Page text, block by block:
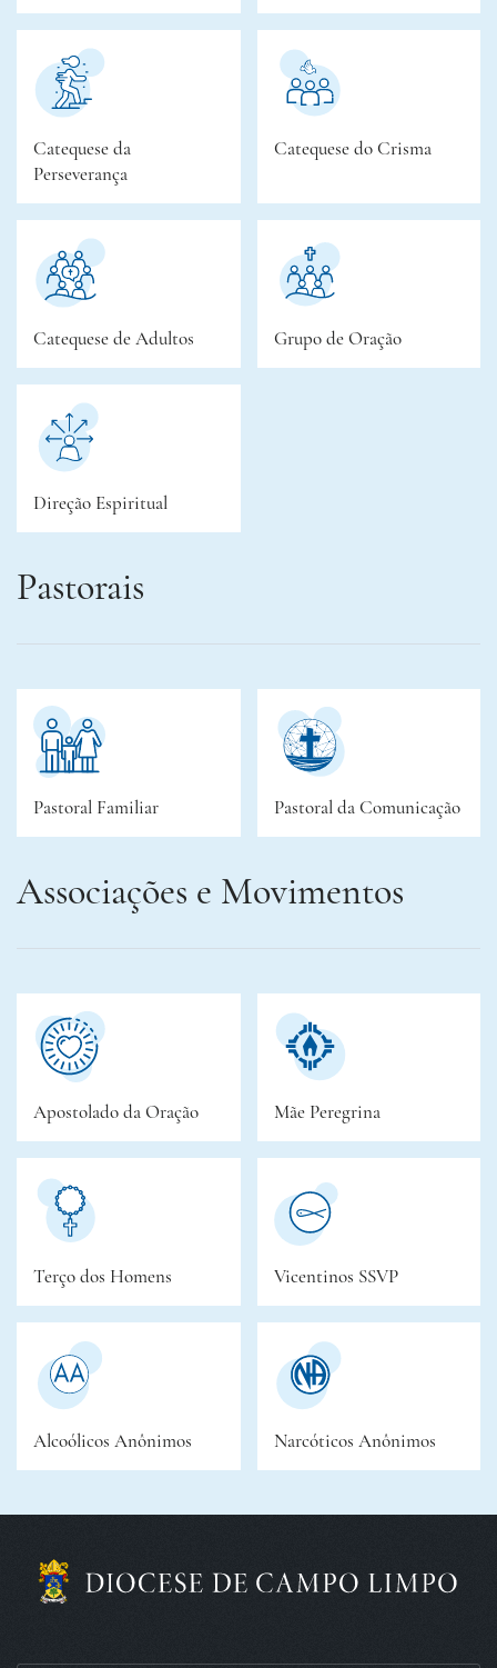
Catequese da
Perseverança
Catequese do Crisma
Catequese de Adultos Grupo de Oração
Direção Espiritual
Pastorais
Pastoral Familiar Pastoral da Comunicação
Associações e Movimentos
Apostolado da Oração Mãe Peregrina
Terço dos Homens Vicentinos SSVP
Alcoólicos Anônimos Narcóticos Anônimos